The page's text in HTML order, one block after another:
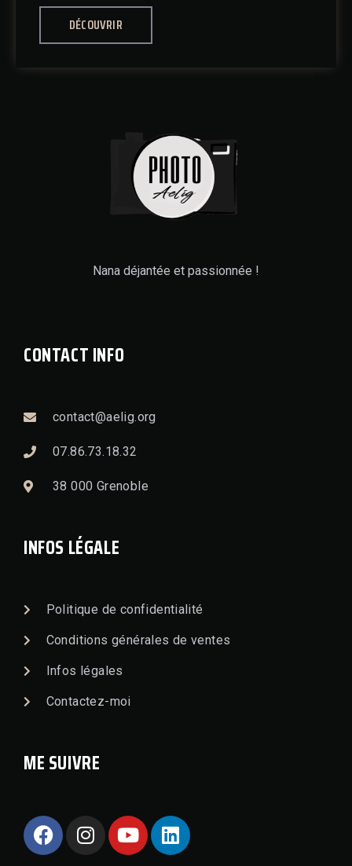
DÉCOUVRIR
Nana déjantée et passionnée !
CONTACT INFO
contact@aelig.org
07.86.73.18.32
38 000 Grenoble
INFOS LÉGALE
Politique de confidentialité
Conditions générales de ventes
Infos légales
Contactez-moi
ME SUIVRE